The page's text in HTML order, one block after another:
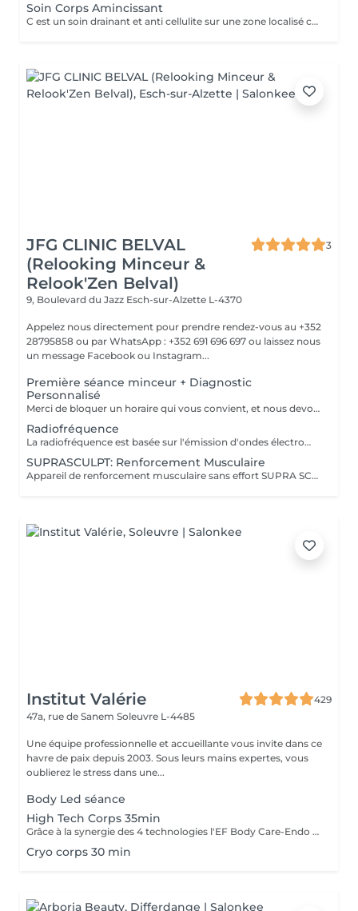
Soin Corps Amincissant
C est un soin drainant et anti cellulite sur une zone localisé comme les bras, ou le ventre
JFG CLINIC BELVAL
(Relooking Minceur &
Relook'Zen Belval)
3
9, Boulevard du Jazz Esch-sur-Alzette L-4370
Appelez nous directement pour prendre rendez-vous au +352
28795858 ou par WhatsApp : +352 691 696 697 ou laissez nous
un message Facebook ou Instagram...
Première séance minceur + Diagnostic
Personnalisé
Merci de bloquer un horaire qui vous convient, et nous devons vous confirmer la bonne réception de votre demande de rendez-vous, laissez nous vos coordonnées ou appelez directement au 28795858 ou 691 696 697 Nous proposons un bilan personnalisé d'une heure qui comprend : -Analyse du corps avec une balance professionnelle qui calcule votre poids avec précision en déterminant les pourcentages de masse grasse et musculaire, le taux de graisse viscérale, la rétention d'eau ,votre IMC * et vos besoins caloriques. Analyse de votre silhouette et définition de vos objectifs, 1 premier séance sur un de nos appareils minceur haute technologie, Définition et proposition d'un parcours minceur adapté à votre profil et devis donné en fin de séance.
Radiofréquence
La radiofréquence est basée sur l'émission d'ondes électromagnétiques à très haute fréquence passant à travers la peau et qui produisent de la chaleur dans les tissus sous-cutanés. La chaleur produite va agir en profondeur, sans brûler la superficie, c'est-à-dire la peau. On arrive à chauffer jusqu'à 55° en profondeur, ce qui va stimuler les fibroblastes, lesquels vont fabriquer de nouvelles fibres d'élastine et de collagène. Parallèlement, la chaleur induit la rétraction des fibres de collagène préexistantes. Cette technique révolutionnaire traite en profondeur la peau, et stimule la production de nouveau collagène qui améliore la fermeté et la tension cutanée. L'effet de rétraction est immédiat, donnant un coup d'éclat visible et une meilleure fermeté de la peau. La rétraction se poursuit ensuite dans le temps.
SUPRASCULPT: Renforcement Musculaire
Appareil de renforcement musculaire sans effort SUPRA SCULPT: entreprise française ayant eu le prix de l'innovation pour cet appareil car très performant: ce sont des ondes électromagnétiques qui vont créer des contractions impossible à reproduire dans la vraie vie, et qui vont développer les muscles de la zone traitée: abdominaux, fessiers, cuisses avant ou arrières, bras, mollets.
Institut Valérie
429
47a, rue de Sanem Soleuvre L-4485
Une équipe professionnelle et accueillante vous invite dans ce
havre de paix depuis 2003. Sous leurs mains expertes, vous
oublierez le stress dans une...
Body Led séance
High Tech Corps 35min
Grâce à la synergie des 4 technologies l'EF Body Care-Endo Body Shaper, le soin High Tech exclusif s'adresse en une seule séance aux 4 zones à problèmes du corps, cuisses, fesses, hanches et ventre. La silhouette est redessinée la cellulite est estompée, la peau est plus ferme et plus tonique ( recommandé en cure de 14+2)
Cryo corps 30 min